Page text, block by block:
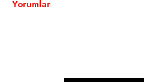
Yorumlar